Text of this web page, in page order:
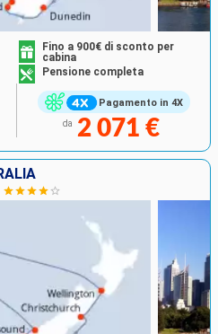
Pagamento in 4X
Fino a 900€ di sconto per
cabina
Pensione completa
da 2 071 €